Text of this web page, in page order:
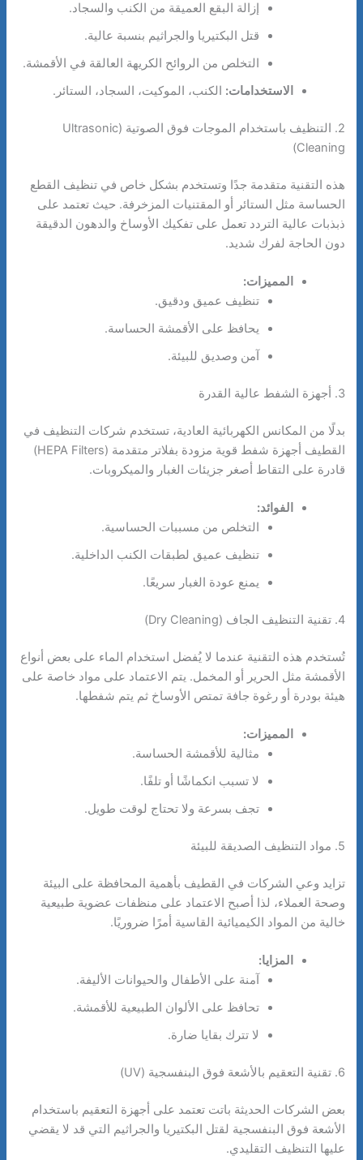
إزالة البقع العميقة من الكنب والسجاد.
قتل البكتيريا والجراثيم بنسبة عالية.
التخلص من الروائح الكريهة العالقة في الأقمشة.
الاستخدامات: الكنب، الموكيت، السجاد، الستائر.
2. التنظيف باستخدام الموجات فوق الصوتية (Ultrasonic
Cleaning)
هذه التقنية متقدمة جدًا وتستخدم بشكل خاص في تنظيف القطع
الحساسة مثل الستائر أو المقتنيات المزخرفة. حيث تعتمد على
ذبذبات عالية التردد تعمل على تفكيك الأوساخ والدهون الدقيقة
دون الحاجة لفرك شديد.
المميزات:
تنظيف عميق ودقيق.
يحافظ على الأقمشة الحساسة.
آمن وصديق للبيئة.
3. أجهزة الشفط عالية القدرة
بدلًا من المكانس الكهربائية العادية، تستخدم شركات التنظيف في
القطيف أجهزة شفط قوية مزودة بفلاتر متقدمة (HEPA Filters)
قادرة على التقاط أصغر جزيئات الغبار والميكروبات.
الفوائد:
التخلص من مسببات الحساسية.
تنظيف عميق لطبقات الكنب الداخلية.
يمنع عودة الغبار سريعًا.
4. تقنية التنظيف الجاف (Dry Cleaning)
تُستخدم هذه التقنية عندما لا يُفضل استخدام الماء على بعض أنواع
الأقمشة مثل الحرير أو المخمل. يتم الاعتماد على مواد خاصة على
هيئة بودرة أو رغوة جافة تمتص الأوساخ ثم يتم شفطها.
المميزات:
مثالية للأقمشة الحساسة.
لا تسبب انكماشًا أو تلفًا.
تجف بسرعة ولا تحتاج لوقت طويل.
5. مواد التنظيف الصديقة للبيئة
تزايد وعي الشركات في القطيف بأهمية المحافظة على البيئة
وصحة العملاء، لذا أصبح الاعتماد على منظفات عضوية طبيعية
خالية من المواد الكيميائية القاسية أمرًا ضروريًا.
المزايا:
آمنة على الأطفال والحيوانات الأليفة.
تحافظ على الألوان الطبيعية للأقمشة.
لا تترك بقايا ضارة.
6. تقنية التعقيم بالأشعة فوق البنفسجية (UV)
بعض الشركات الحديثة باتت تعتمد على أجهزة التعقيم باستخدام
الأشعة فوق البنفسجية لقتل البكتيريا والجراثيم التي قد لا يقضي
عليها التنظيف التقليدي.